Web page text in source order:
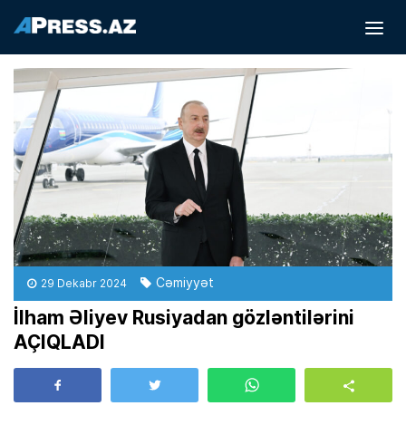
29 Dekabr 2024 Cəmiyyət
İlham Əliyev Rusiyadan gözləntilərini
AÇIQLADI